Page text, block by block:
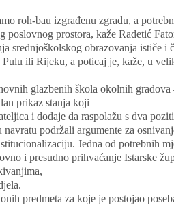
roh-bau izgrađenu zgradu, a
prostora, kaže Radetić
srednjoškolskog obrazovanja ističe i
ili Rijeku, a poticaj je, kaže, u
glazbenih škola okolnih
prikaz stanja koji
i dodaje da raspolažu s dva
podržali argumente za
Jedna od potrebnih
i presudno prihvaćanje Istarske
predmeta za koje je postojao